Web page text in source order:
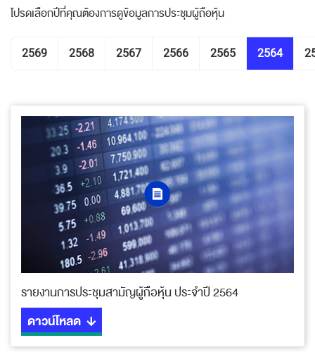
โปรดเลือกปีที่คุณต้องการดูข้อมูลการประชุมผู้ถือหุ้น
2569 2568 2567 2566 2565 2564
รายงานการประชุมสามัญผู้ถือหุ้น ประจำปี 2564
ดาวน์โหลด